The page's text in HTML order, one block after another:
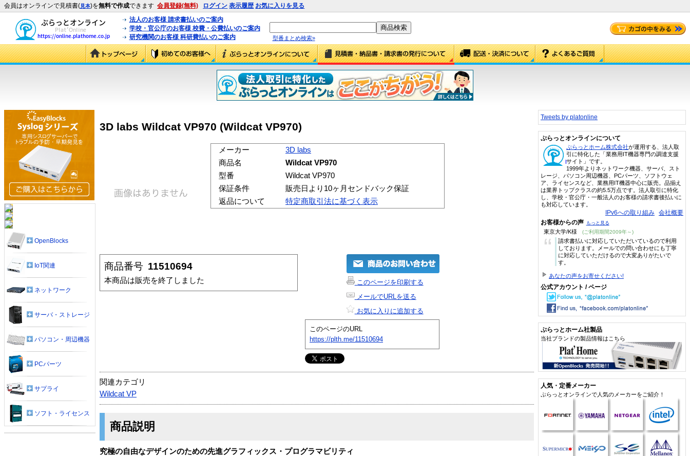
会員はオンラインで見積書(見本)を無料で作成できます 会員登録(無料) ログイン 表示履歴 お気に入りを見る
法人のお客様 請求書払いのご案内
学校・官公庁のお客様 校費・公費払いのご案内
研究機関のお客様 科研費払いのご案内
型番まとめ検索»
3D labs Wildcat VP970 (Wildcat VP970)
メーカー
3D labs
商品名
Wildcat VP970
型番
Wildcat VP970
保証条件
販売日より10ヶ月センドバック保証
返品について
特定商取引法に基づく表示
商品番号 11510694
本商品は販売を終了しました
このページを印刷する
メールでURLを送る
お気に入りに追加する
このページのURL
https://plth.me/11510694
関連カテゴリ
Wildcat VP
商品説明
究極の自由なデザインのための先進グラフィックス・プログラマビリティ
OpenBlocks
IoT関連
ネットワーク
サーバ・ストレージ
パソコン・周辺機器
PCパーツ
サプライ
ソフト・ライセンス
Tweets by platonline
ぷらっとオンラインについて
ぷらっとホーム株式会社が運用する、法人取
引に特化した「業務用IT機器専門の調達支援
サイト」です。
1999年よりネットワーク機器、サーバ、スト
レージ、パソコン周辺機器、PCパーツ、ソフトウェ
ア、ライセンスなど、業務用IT機器中心に販売。品揃え
は業界トップクラスの約5.5万点です。法人取引に特化
し、学校・官公庁・一般法人のお客様の請求書後払いに
も対応しています。
IPv6への取り組み 会社概要
お客様からの声 もっと見る
東京大学/K様 (ご利用期間2009年～)
“
請求書払いに対応していただいているので利用
しております。メールでの問い合わせにも丁寧
に対応していただけるので大変ありがたいで
す。
あなたの声をお寄せください!
公式アカウント / ページ
ぷらっとホーム社製品
当社ブランドの製品情報はこちら
人気・定番メーカー
ぷらっとオンラインで人気のメーカーをご紹介！